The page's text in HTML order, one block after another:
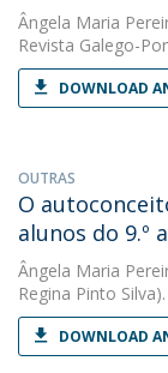
Ângela Maria
Revista Galego-
DOWNLOAD
OUTRAS
O
alunos do 9.º
Ângela Maria
Regina Pinto
DOWNLOAD